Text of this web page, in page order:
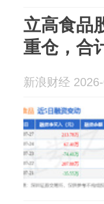
立高食品
重仓，合
新浪财经